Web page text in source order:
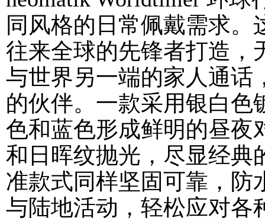
同风格的日常佩戴需求
往来全球的先锋者打造，
与世界另一端的家人通话
的伙伴。一款采用银白色
色和蓝色形成鲜明的昼夜
和日晖纹抛光，尽显经典
准款式同样坚固可靠，防
与陆地活动，轻松应对各